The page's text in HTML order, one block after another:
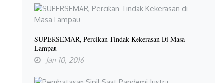
SUPERSEMAR, Percikan Tindak Kekerasan Di Masa
Lampau
Jan 10, 2016